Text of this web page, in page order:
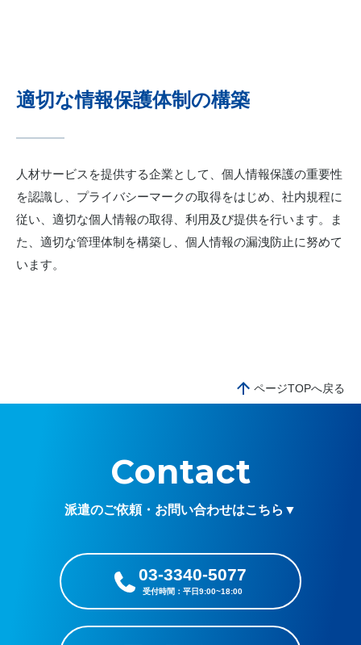
適切な情報保護体制の構築
人材サービスを提供する企業として、個人情報保護の重要性
を認識し、プライバシーマークの取得をはじめ、社内規程に
従い、適切な個人情報の取得、利用及び提供を行います。ま
た、適切な管理体制を構築し、個人情報の漏洩防止に努めて
います。
ページTOPへ戻る
Contact
派遣のご依頼・お問い合わせはこちら▼
03-3340-5077